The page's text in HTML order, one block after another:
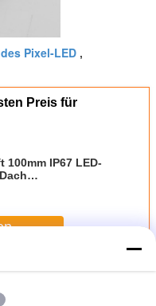
Pixel-LED ,
Preis für
100mm IP67 LED-